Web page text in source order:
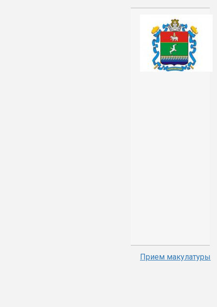
Прием макулатуры